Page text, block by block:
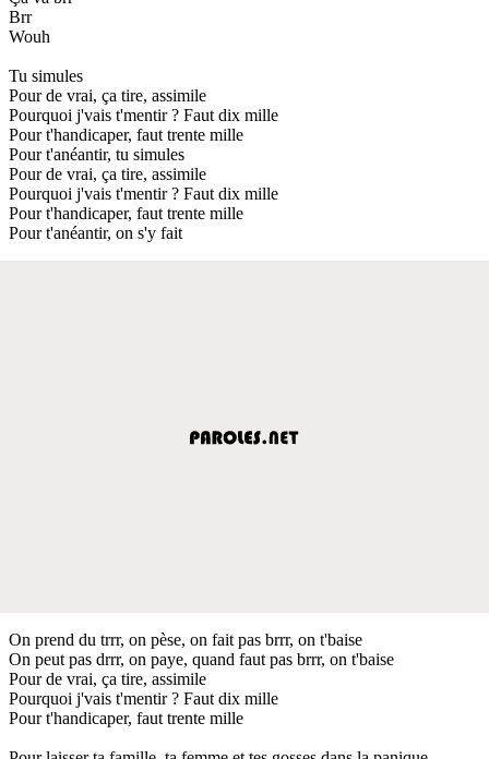
Brr
Wouh
Tu simules
Pour de vrai, ça tire, assimile
Pourquoi j'vais t'mentir ? Faut dix mille
Pour t'handicaper, faut trente mille
Pour t'anéantir, tu simules
Pour de vrai, ça tire, assimile
Pourquoi j'vais t'mentir ? Faut dix mille
Pour t'handicaper, faut trente mille
Pour t'anéantir, on s'y fait
On prend du trrr, on pèse, on fait pas brrr, on t'baise
On peut pas drrr, on paye, quand faut pas brrr, on t'baise
Pour de vrai, ça tire, assimile
Pourquoi j'vais t'mentir ? Faut dix mille
Pour t'handicaper, faut trente mille